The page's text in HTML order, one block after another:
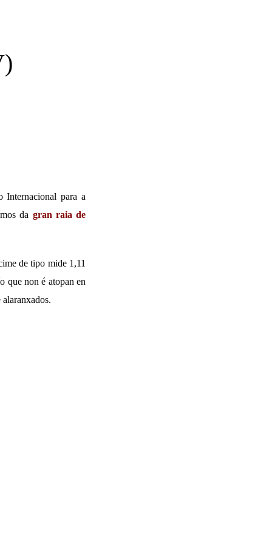
Internacional para a
da gran raia de
de tipo mide 1,11
que non é atopan en